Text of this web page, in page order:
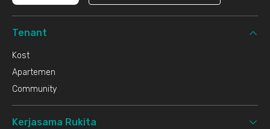
Tenant
Kost
Apartemen
Community
Kerjasama Rukita